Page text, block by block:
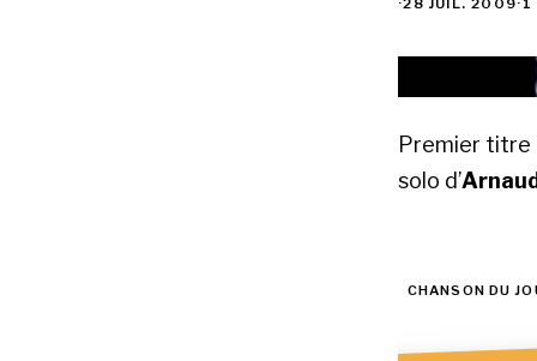
·28 JUIL. 2009· 1
Premier titre
solo d’
CHANSON DU